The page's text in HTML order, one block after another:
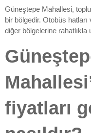
Güneştepe Mahallesi,
bir bölgedir. Otobüs
diğer bölgelerine rahatlıkla
fiyatları